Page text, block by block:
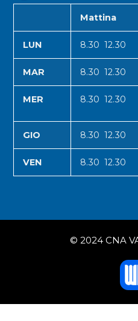
Mattina
LUN 8.30 12.30
MAR 8.30 12.30
MER 8.30 12.30
GIO 8.30 12.30
VEN 8.30 12.30
© 2024 CNA